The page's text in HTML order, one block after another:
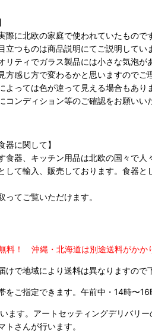
際に北欧の家庭で使われていたもの
立つものは商品説明にてご説明して
リティでガラス製品には小さな気泡が
方感じ方で変わるかと思いますのでご
よっては色が違って見える場合もあ
コンディション等のご確認をお願い
器に関して】
食器、キッチン用品は北欧の国々で
して輸入、販売しております。食器
てご覧いただけます。
料！ 沖縄・北海道は別途送料がかか
けで地域により送料は異なりますので
ご指定できます。 午前中・14時〜
ます。アートセッティングデリバリ
さんが行います。